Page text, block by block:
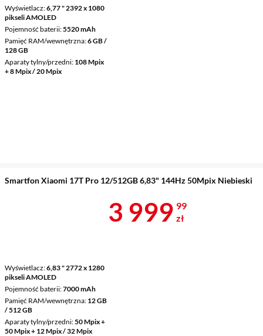
Wyświetlacz 6,77 " 2392 x 1080
pikseli AMOLED
Pojemność baterii 5520 mAh
Pamięć RAM/wewnętrzna 6 GB /
128 GB
Aparaty tylny/przedni 108 Mpix
+ 8 Mpix / 20 Mpix
Smartfon Xiaomi 17T Pro 12/512GB 6,83" 144Hz 50Mpix Niebieski
Wyświetlacz 6,83 " 2772 x 1280
pikseli AMOLED
Pojemność baterii 7000 mAh
Pamięć RAM/wewnętrzna 12 GB
/ 512 GB
Aparaty tylny/przedni 50 Mpix +
50 Mpix + 12 Mpix / 32 Mpix
Cena 3
3 999 99
zł